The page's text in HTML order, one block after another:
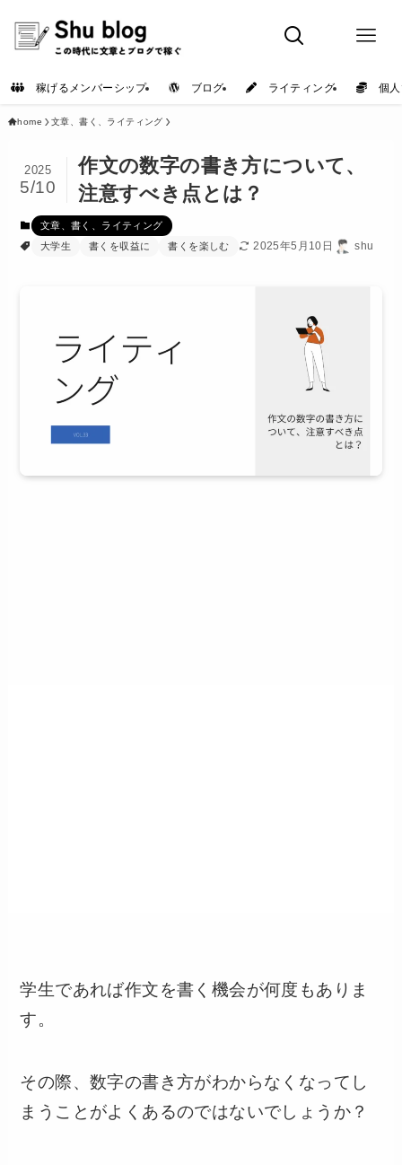
稼げるメンバーシップ ブログ ライティング 個人
home 文章、書く、ライティング
作文の数字の書き方について、
注意すべき点とは？
2025
5/10
文章、書く、ライティング
大学生
書くを収益に 書くを楽しむ 2025年5月10日 shu
学生であれば作文を書く機会が何度もありま
す。
その際、数字の書き方がわからなくなってし
まうことがよくあるのではないでしょうか？